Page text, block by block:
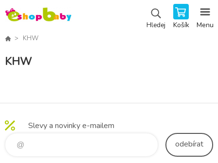
Hledej Košík Menu
KHW
KHW
Slevy a novinky e-mailem
odebírat